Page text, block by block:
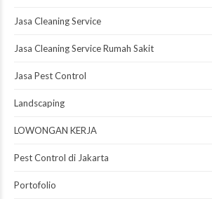
Jasa Cleaning Service
Jasa Cleaning Service Rumah Sakit
Jasa Pest Control
Landscaping
LOWONGAN KERJA
Pest Control di Jakarta
Portofolio